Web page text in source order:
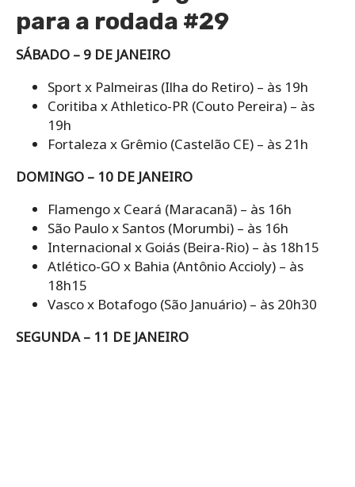
para a rodada #29
SÁBADO – 9 DE JANEIRO
Sport x Palmeiras (Ilha do Retiro) – às 19h
Coritiba x Athletico-PR (Couto Pereira) – às
19h
Fortaleza x Grêmio (Castelão CE) – às 21h
DOMINGO – 10 DE JANEIRO
Flamengo x Ceará (Maracanã) – às 16h
São Paulo x Santos (Morumbi) – às 16h
Internacional x Goiás (Beira-Rio) – às 18h15
Atlético-GO x Bahia (Antônio Accioly) – às
18h15
Vasco x Botafogo (São Januário) – às 20h30
SEGUNDA – 11 DE JANEIRO